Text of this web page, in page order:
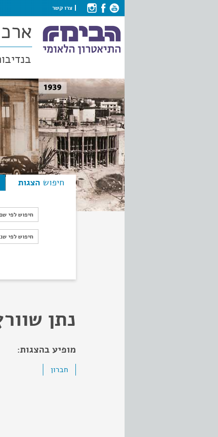
צרו קשר
חיפוש הצגות
חיפוש לפי
חיפוש לפי
חיפוש לפי
נתן
מופיע בהצגות:
חברון